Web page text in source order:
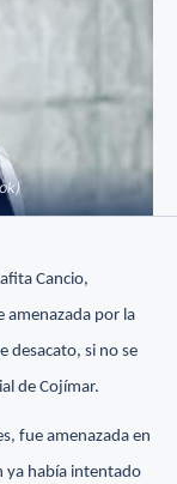
Cancio,
amenazada por la
desacato, si no se
de Cojímar.
fue amenazada en
ya había intentado